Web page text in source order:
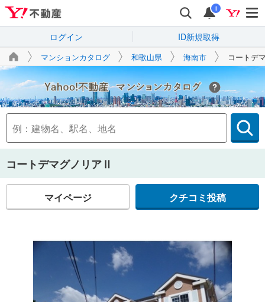
i
ログイン ID新規取得
マンションカタログ 和歌山県 海南市 コートデ
Yahoo!不動産
コートデマグノリアⅡ
マイページ クチコミ投稿